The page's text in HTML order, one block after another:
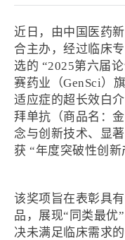
近日，由中国医药
合主办，经过临床
选的 “2025第六届
赛药业（GenSci）
适应症的超长效白
拜单抗（商品名：
念与创新技术、显
获 “年度突破性创新
该奖项旨在表彰具
品，展现“同类最优
决未满足临床需求